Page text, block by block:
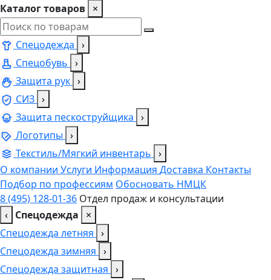
Каталог товаров ×
Спецодежда ›
Спецобувь ›
Защита рук ›
СИЗ ›
Защита пескоструйщика ›
Логотипы ›
Текстиль/Мягкий инвентарь ›
О компании Услуги Информация Доставка Контакты
Подбор по профессиям Обосновать НМЦК
8 (495) 128-01-36 Отдел продаж и консультации
‹ Спецодежда
×
Спецодежда летняя ›
Спецодежда зимняя ›
Спецодежда защитная ›